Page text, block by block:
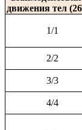
движения тел
1/1
2/2
3/3
4/4